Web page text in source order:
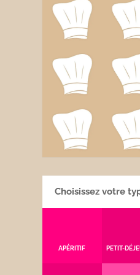
Choisissez votre
APÉRITIF PETIT-